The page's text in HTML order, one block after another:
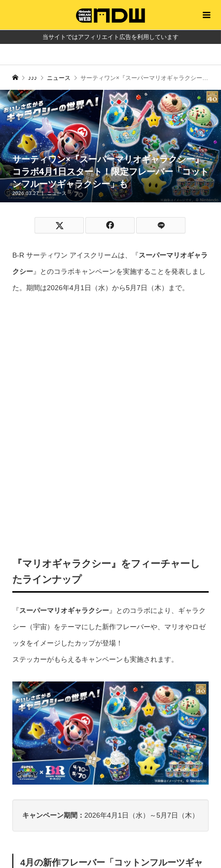
当サイトではアフィリエイト広告を利用しています
♪♪♪ ニュース サーティワン×『スーパーマリオギャラクシー』コラボ4月1日スタート！限定フレーバー「コットンフルーツギャラクシー」も
サーティワン×『スーパーマリオギャラクシー』
コラボ4月1日スタート！限定フレーバー「コット
ンフルーツギャラクシー」も
2026.03.27 ニュース
B‐R サーティワン アイスクリームは、『スーパーマリオギャラ
クシー』とのコラボキャンペーンを実施することを発表しまし
た。期間は2026年4月1日（水）から5月7日（木）まで。
『マリオギャラクシー』をフィーチャーし
たラインナップ
『スーパーマリオギャラクシー』とのコラボにより、ギャラク
シー（宇宙）をテーマにした新作フレーバーや、マリオやロゼ
ッタをイメージしたカップが登場！
ステッカーがもらえるキャンペーンも実施されます。
キャンペーン期間： 2026年4月1日（水）～5月7日（木）
4月の新作フレーバー「コットンフルーツギャ